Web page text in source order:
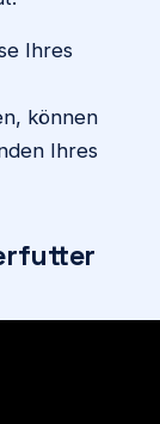
Ihres
können
Ihres